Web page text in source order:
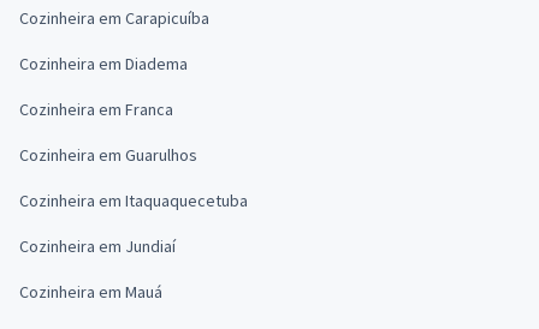
Cozinheira em Carapicuíba
Cozinheira em Diadema
Cozinheira em Franca
Cozinheira em Guarulhos
Cozinheira em Itaquaquecetuba
Cozinheira em Jundiaí
Cozinheira em Mauá